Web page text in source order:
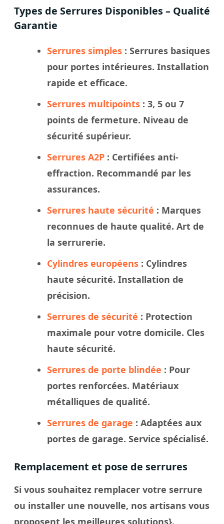
Types de Serrures Disponibles – Qualité
Garantie
Serrures simples : Serrures basiques
pour portes intérieures. Installation
rapide et efficace.
Serrures multipoints : 3, 5 ou 7
points de fermeture. Niveau de
sécurité supérieur.
Serrures A2P : Certifiées anti-
effraction. Recommandé par les
assurances.
Serrures haute sécurité : Marques
reconnues de haute qualité. Art de
la serrurerie.
Cylindres européens : Cylindres
haute sécurité. Installation de
précision.
Serrures de sécurité : Protection
maximale pour votre domicile. Cles
haute sécurité.
Serrures de porte blindée : Pour
portes renforcées. Matériaux
métalliques de qualité.
Serrures de garage : Adaptées aux
portes de garage. Service spécialisé.
Remplacement et pose de serrures
Si vous souhaitez remplacer votre serrure
ou installer une nouvelle, nos artisans vous